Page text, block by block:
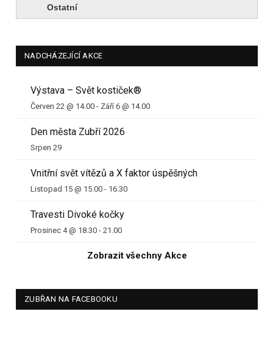
Ostatní
NADCHÁZEJÍCÍ AKCE
Výstava – Svět kostiček®
Červen 22 @ 14.00 - Září 6 @ 14.00
Den města Zubří 2026
Srpen 29
Vnitřní svět vítězů a X faktor úspěšných
Listopad 15 @ 15.00 - 16.30
Travesti Divoké kočky
Prosinec 4 @ 18.30 - 21.00
Zobrazit všechny Akce
ZUBŘAN NA FACEBOOKU